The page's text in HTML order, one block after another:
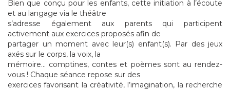
Bien que conçu pour les enfants, cette initiation à l’écoute
et au langage via le théâtre
s’adresse également aux parents qui participent
activement aux exercices proposés afin de
partager un moment avec leur(s) enfant(s). Par des jeux
axés sur le corps, la voix, la
mémoire… comptines, contes et poèmes sont au rendez-
vous ! Chaque séance repose sur des
exercices favorisant la créativité, l’imagination, la recherche